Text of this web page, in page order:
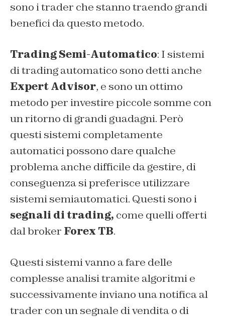
sono i trader che stanno traendo grandi
benefici da questo metodo.
Trading Semi-Automatico: I sistemi
di trading automatico sono detti anche
Expert Advisor, e sono un ottimo
metodo per investire piccole somme con
un ritorno di grandi guadagni. Però
questi sistemi completamente
automatici possono dare qualche
problema anche difficile da gestire, di
conseguenza si preferisce utilizzare
sistemi semiautomatici. Questi sono i
segnali di trading, come quelli offerti
dal broker Forex TB.
Questi sistemi vanno a fare delle
complesse analisi tramite algoritmi e
successivamente inviano una notifica al
trader con un segnale di vendita o di